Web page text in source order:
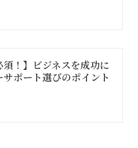
須！】ビジネスを成功に
ポート選びのポイント